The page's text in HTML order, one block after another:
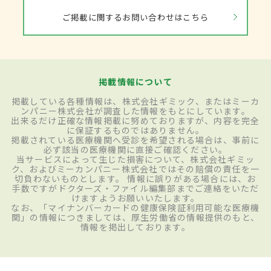
ご掲載に関するお問い合わせはこちら
掲載情報について
掲載している各種情報は、株式会社ギミック、またはミーカ
ンパニー株式会社が調査した情報をもとにしています。
出来るだけ正確な情報掲載に努めておりますが、内容を完全
に保証するものではありません。
掲載されている医療機関へ受診を希望される場合は、事前に
必ず該当の医療機関に直接ご確認ください。
当サービスによって生じた損害について、株式会社ギミッ
ク、およびミーカンパニー株式会社ではその賠償の責任を一
切負わないものとします。 情報に誤りがある場合には、お
手数ですがドクターズ・ファイル編集部までご連絡をいただ
けますようお願いいたします。
なお、「マイナンバーカードの健康保険証利用可能な医療機
関」の情報につきましては、厚生労働省の情報提供のもと、
情報を掲出しております。